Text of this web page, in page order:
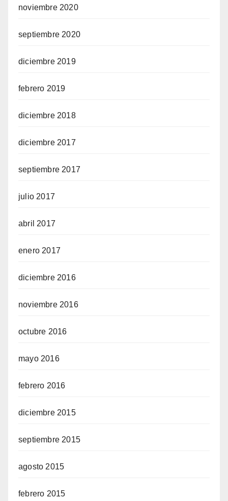
noviembre 2020
septiembre 2020
diciembre 2019
febrero 2019
diciembre 2018
diciembre 2017
septiembre 2017
julio 2017
abril 2017
enero 2017
diciembre 2016
noviembre 2016
octubre 2016
mayo 2016
febrero 2016
diciembre 2015
septiembre 2015
agosto 2015
febrero 2015